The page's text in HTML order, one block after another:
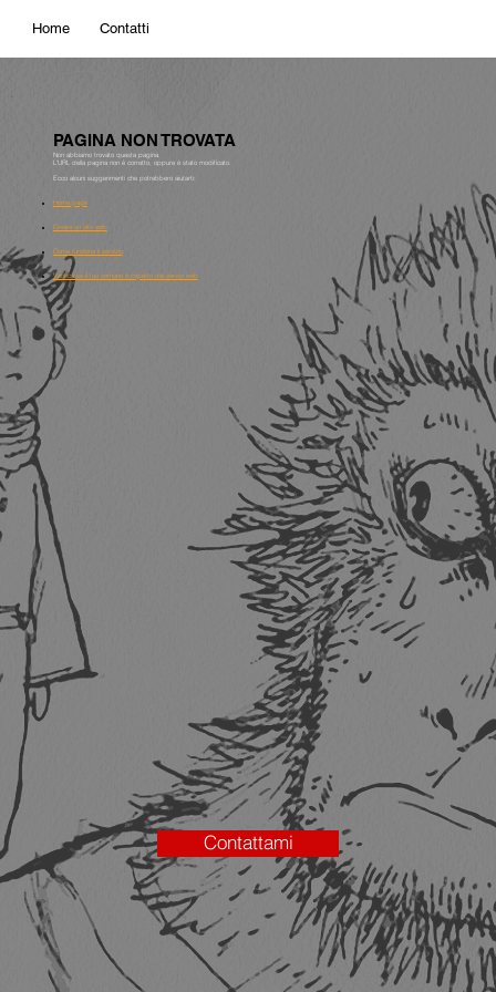
Home Contatti
PAGINA NON TROVATA
Non abbiamo trovato questa pagina.
L'URL della pagina non è corretto, oppure è stato modificato.
Ecco alcuni suggerimenti che potrebbero aiutarti:
Home page
Creare un sito web
Come funziona il servizio
Verifica se il tuo comune è coperto dai servizi web
Contattami